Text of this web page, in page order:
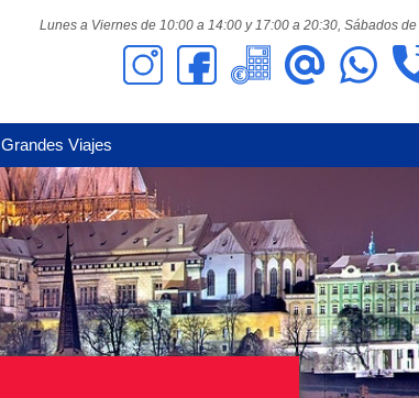
Lunes a Viernes de 10:00 a 14:00 y 17:00 a 20:30, Sábados
Grandes Viajes